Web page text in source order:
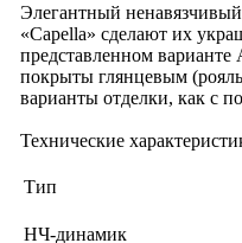
Элегантный
«Capella» сделают их
представленном
покрыты глянцевым
варианты отделки, как с
Технические
Тип
НЧ-динамик